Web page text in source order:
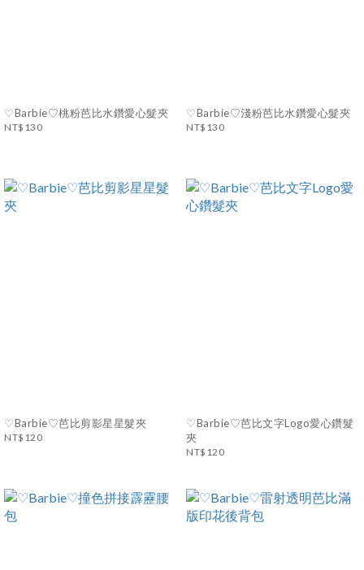
♡Barbie♡桃粉芭比水鑽愛心髮夾
NT$130
♡Barbie♡淺粉芭比水鑽愛心髮夾
NT$130
♡Barbie♡芭比剪影星星髮夾
NT$120
♡Barbie♡芭比文字Logo愛心鑽髮
夾
NT$120